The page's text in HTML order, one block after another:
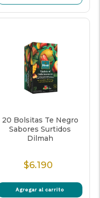
20 Bolsitas Te Negro
Sabores Surtidos
Dilmah
Precio
$6.190
Agregar al carrito